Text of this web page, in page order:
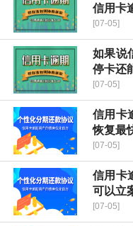
信用卡
[07-05]
如果说
停卡还
[07-05]
信用卡
恢复最
[07-05]
信用卡
可以立
[07-05]